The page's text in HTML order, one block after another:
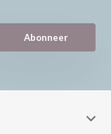
Abonneer